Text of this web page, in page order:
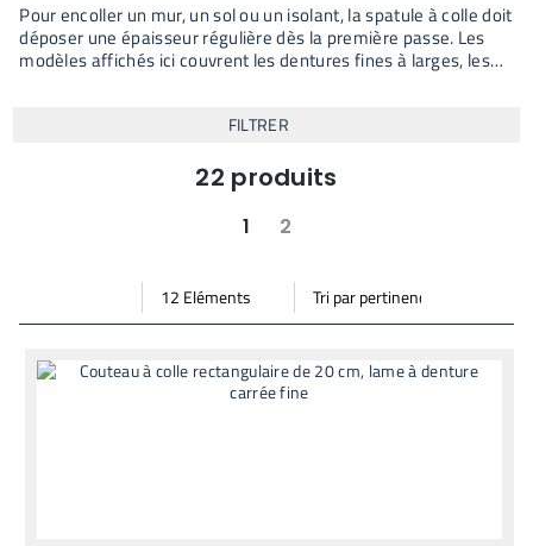
Pour encoller un mur, un sol ou un isolant, la spatule à colle doit
déposer une épaisseur régulière dès la première passe. Les
modèles affichés ici couvrent les dentures fines à larges, les
spatule à colle adaptée au débit de colle attendu et à la
FILTRER
22 produits
1 2
Mode vignette
Mode bande
Par
page
Trier
par